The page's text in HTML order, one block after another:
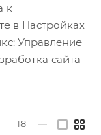
к
в Настройках
Управление
сайта
18 —